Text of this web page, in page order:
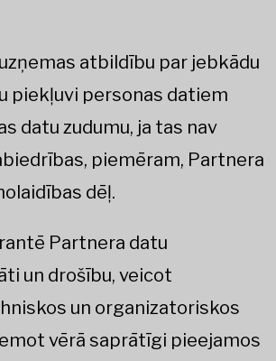
atbildību par jebkādu
piekļuvi personas datiem
datu zudumu, ja tas nav
piemēram, Partnera
dēļ.
Partnera datu
un drošību, veicot
un organizatoriskos
vērā saprātīgi pieejamos